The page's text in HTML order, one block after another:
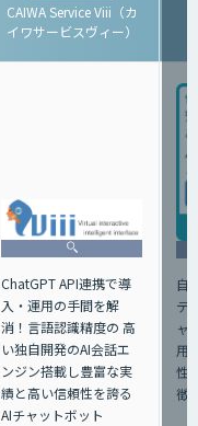
CAIWA Service Viii（カ
イワサービスヴィー）
ChatGPT API連携で導
⼊・運⽤の⼿間を解
消！⾔語認識精度の ⾼
い独⾃開発のAI会話エ
ンジン搭載し豊富な実
績と⾼い信頼性を誇る
AIチャットボット
自
テ
ャ
用
性
徴